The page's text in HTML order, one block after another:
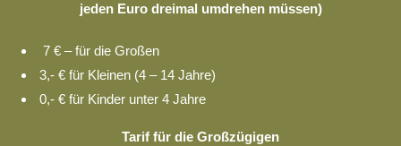
jeden Euro dreimal umdrehen müssen)
7 € – für die Großen
3,- € für Kleinen (4 – 14 Jahre)
0,- € für Kinder unter 4 Jahre
Tarif für die Großzügigen